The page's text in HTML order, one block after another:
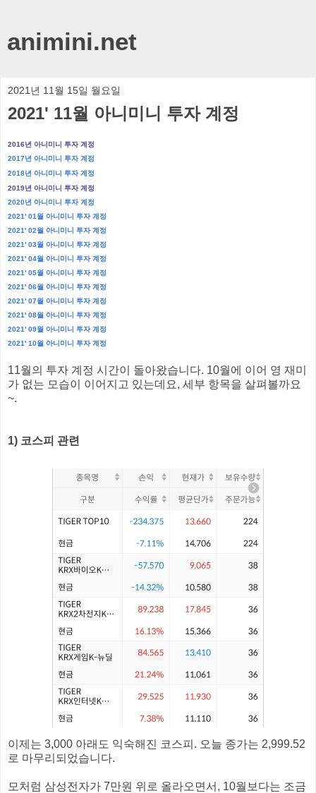
animini.net
2021년 11월 15일 월요일
2021' 11월 아니미니 투자 계정
2016년 아니미니 투자 계정
2017년 아니미니 투자 계정
2018년 아니미니 투자 계정
2019년 아니미니 투자 계정
2020년 아니미니 투자 계정
2021' 01월 아니미니 투자 계정
2021' 02월 아니미니 투자 계정
2021' 03월 아니미니 투자 계정
2021' 04월 아니미니 투자 계정
2021' 05월 아니미니 투자 계정
2021' 06월 아니미니 투자 계정
2021' 07월 아니미니 투자 계정
2021' 08월 아니미니 투자 계정
2021' 09월 아니미니 투자 계정
2021' 10월 아니미니 투자 계정
11월의 투자 계정 시간이 돌아왔습니다. 10월에 이어 영 재미
가 없는 모습이 이어지고 있는데요, 세부 항목을 살펴볼까요
~.
1) 코스피 관련
이제는 3,000 아래도 익숙해진 코스피. 오늘 종가는 2,999.52
로 마무리되었습니다.
모처럼 삼성전자가 7만원 위로 올라오면서, 10월보다는 조금